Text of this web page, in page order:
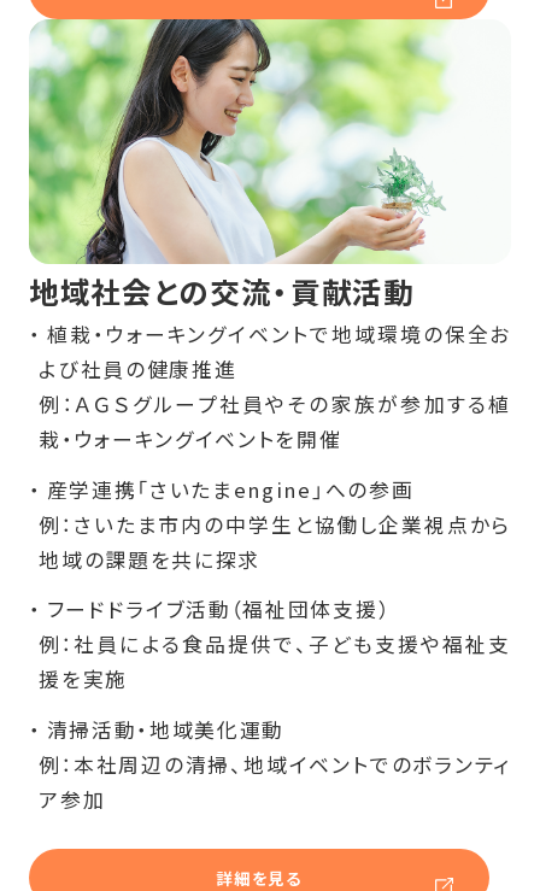
地域社会との交流・貢献活動
植栽・ウォーキングイベントで地域環境の保全お
よび社員の健康推進
例：ＡＧＳグループ社員やその家族が参加する植
栽・ウォーキングイベントを開催
産学連携「さいたまengine」への参画
例：さいたま市内の中学生と協働し企業視点から
地域の課題を共に探求
フードドライブ活動（福祉団体支援）
例：社員による食品提供で、子ども支援や福祉支
援を実施
清掃活動・地域美化運動
例：本社周辺の清掃、地域イベントでのボランティ
ア参加
詳細を見る